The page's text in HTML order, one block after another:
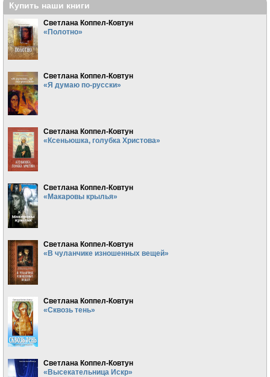
Купить наши книги
Светлана Коппел-Ковтун
«Полотно»
Светлана Коппел-Ковтун
«Я думаю по-русски»
Светлана Коппел-Ковтун
«Ксеньюшка, голубка Христова»
Светлана Коппел-Ковтун
«Макаровы крылья»
Светлана Коппел-Ковтун
«В чуланчике изношенных вещей»
Светлана Коппел-Ковтун
«Сквозь тень»
Светлана Коппел-Ковтун
«Высекательница Искр»